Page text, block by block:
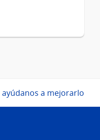
ayúdanos a mejorarlo